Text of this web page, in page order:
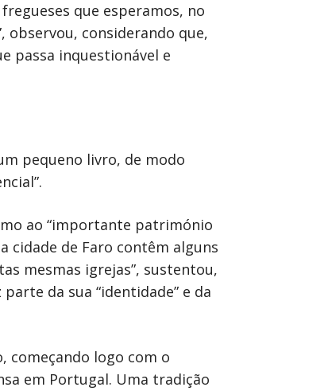
que esperamos, no
considerando que,
passa inquestionável e
pequeno livro, de modo
ao “importante património
cidade de Faro contêm alguns
mesmas igrejas”, sustentou,
da sua “identidade” e da
começando logo com o
em Portugal. Uma tradição